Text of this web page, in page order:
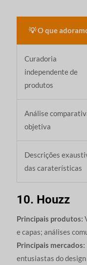
💡 O que
Curadoria
independente de
produtos
Análise
objetiva
Descrições
das caraterísticas
10. Houzz
Principais produtos:
e capas; análises
Principais mercados:
entusiastas do design